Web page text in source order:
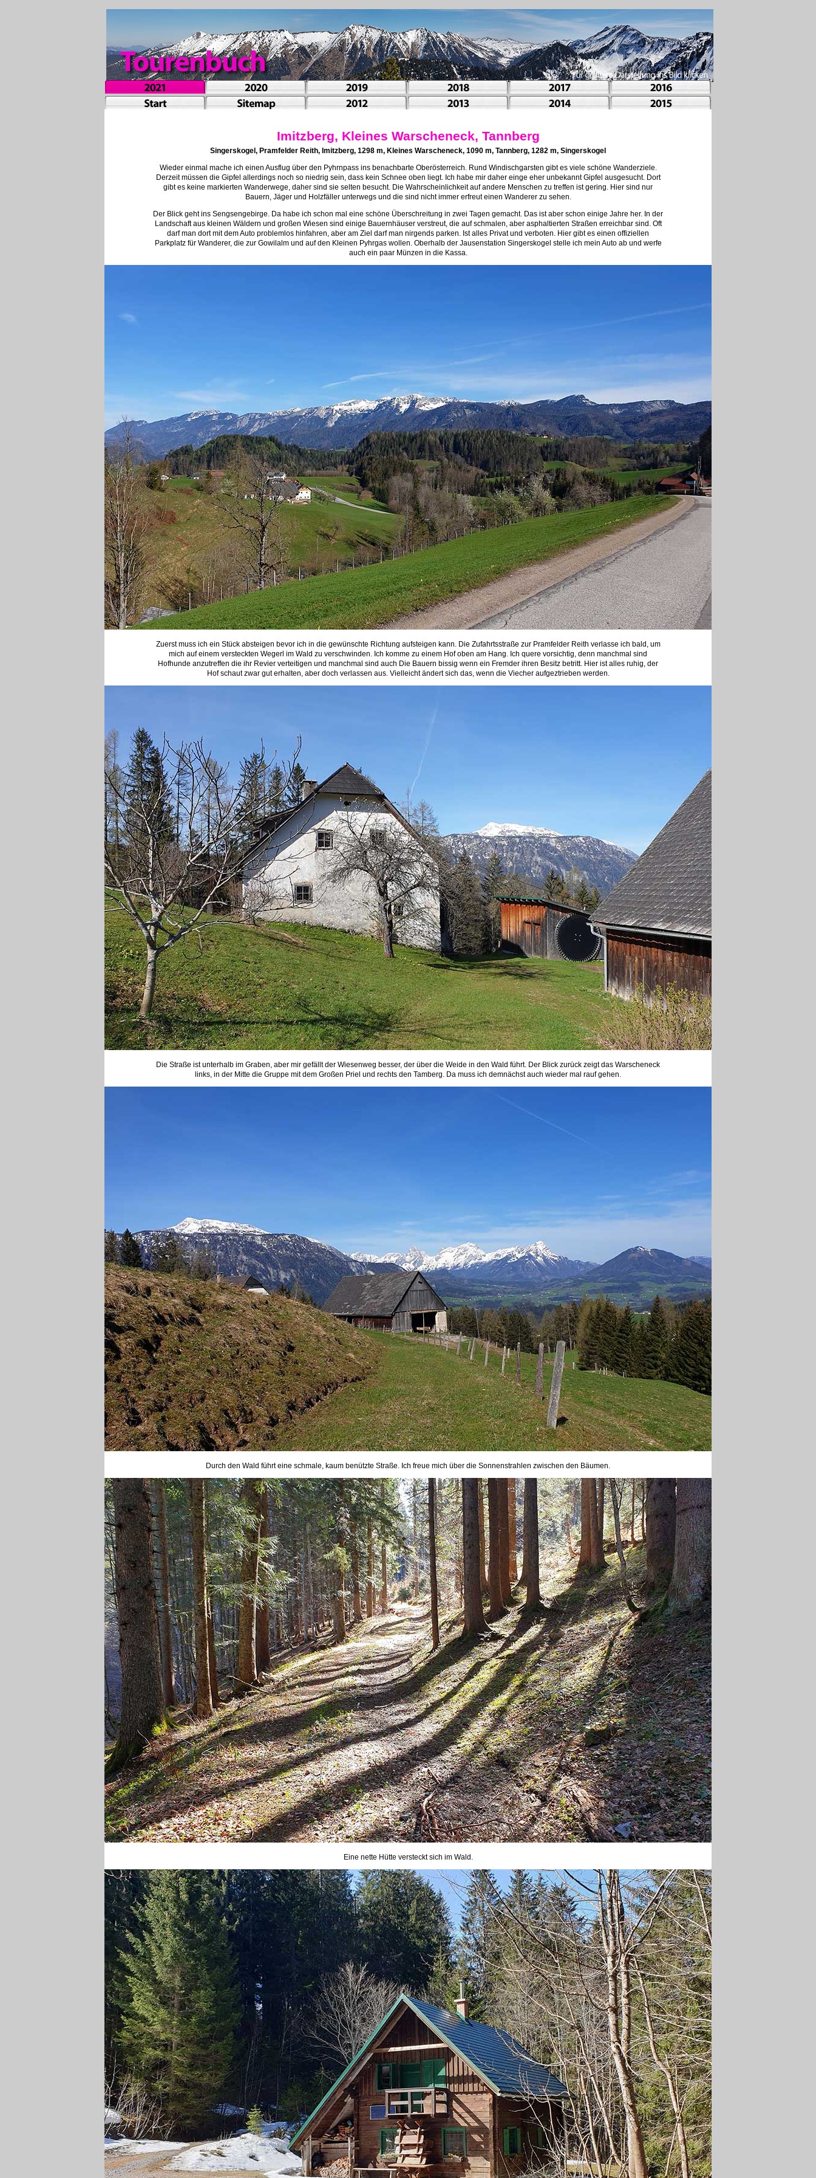
Imitzberg, Kleines Warscheneck, Tannberg
Singerskogel, Pramfelder Reith, Imitzberg, 1298 m, Kleines Warscheneck, 1090 m, Tannberg, 1282 m, Singerskogel
Wieder einmal mache ich einen Ausflug über den Pyhrnpass ins benachbarte Oberösterreich. Rund Windischgarsten gibt es viele schöne Wanderziele.
Derzeit müssen die Gipfel allerdings noch so niedrig sein, dass kein Schnee oben liegt. Ich habe mir daher einge eher unbekannt Gipfel ausgesucht. Dort
gibt es keine markierten Wanderwege, daher sind sie selten besucht. Die Wahrscheinlichkeit auf andere Menschen zu treffen ist gering. Hier sind nur
Bauern, Jäger und Holzfäller unterwegs und die sind nicht immer erfreut einen Wanderer zu sehen.
Der Blick geht ins Sengsengebirge. Da habe ich schon mal eine schöne Überschreitung in zwei Tagen gemacht. Das ist aber schon einige Jahre her. In der
Landschaft aus kleinen Wäldern und großen Wiesen sind einige Bauernhäuser verstreut, die auf schmalen, aber asphaltierten Straßen erreichbar sind. Oft
darf man dort mit dem Auto problemlos hinfahren, aber am Ziel darf man nirgends parken. Ist alles Privat und verboten. Hier gibt es einen offiziellen
Parkplatz für Wanderer, die zur Gowilalm und auf den Kleinen Pyhrgas wollen. Oberhalb der Jausenstation Singerskogel stelle ich mein Auto ab und werfe
auch ein paar Münzen in die Kassa.
Zuerst muss ich ein Stück absteigen bevor ich in die gewünschte Richtung aufsteigen kann. Die Zufahrtsstraße zur Pramfelder Reith verlasse ich bald, um
mich auf einem versteckten Wegerl im Wald zu verschwinden. Ich komme zu einem Hof oben am Hang. Ich quere vorsichtig, denn manchmal sind
Hofhunde anzutreffen die ihr Revier verteitigen und manchmal sind auch Die Bauern bissig wenn ein Fremder ihren Besitz betritt. Hier ist alles ruhig, der
Hof schaut zwar gut erhalten, aber doch verlassen aus. Vielleicht ändert sich das, wenn die Viecher aufgeztrieben werden.
Die Straße ist unterhalb im Graben, aber mir gefällt der Wiesenweg besser, der über die Weide in den Wald führt. Der Blick zurück zeigt das Warscheneck
links, in der Mitte die Gruppe mit dem Großen Priel und rechts den Tamberg. Da muss ich demnächst auch wieder mal rauf gehen.
Durch den Wald führt eine schmale, kaum benützte Straße. Ich freue mich über die Sonnenstrahlen zwischen den Bäumen.
Eine nette Hütte versteckt sich im Wald.